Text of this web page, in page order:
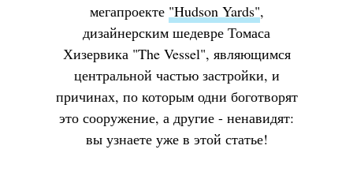
мегапроекте "Hudson Yards",
дизайнерским шедевре Томаса
Хизервика "The Vessel", являющимся
центральной частью застройки, и
причинах, по которым одни боготворят
это сооружение, а другие - ненавидят:
вы узнаете уже в этой статье!